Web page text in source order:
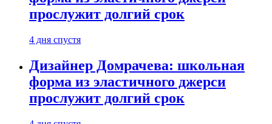
прослужит долгий срок
4 дня спустя
Дизайнер Домрачева: школьная
форма из эластичного джерси
прослужит долгий срок